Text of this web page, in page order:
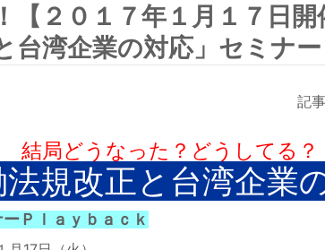
【２０１７年１月１７日
台湾企業の対応」セミナー
記
結局どうなった？どうしてる？
法規改正と台湾企業
Ｐｌａｙｂａｃｋ